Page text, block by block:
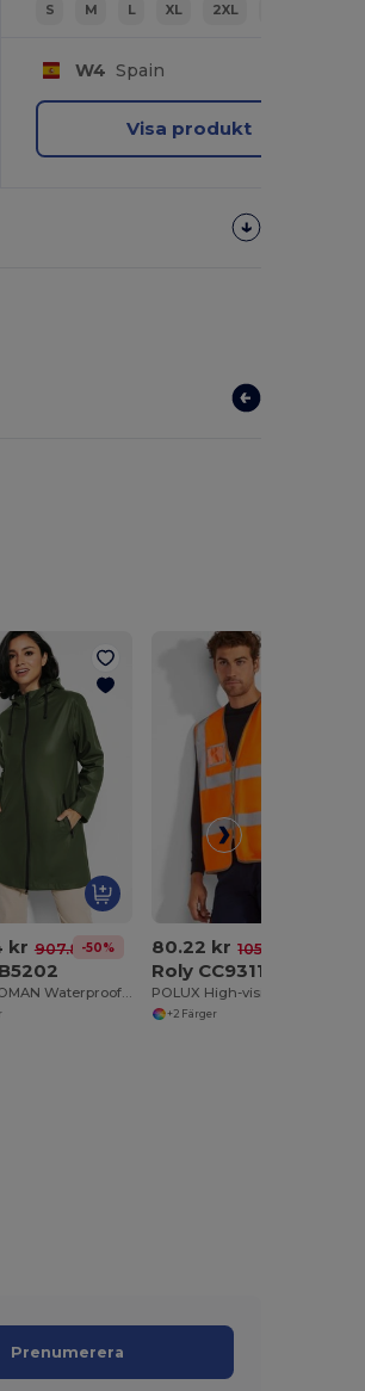
S M L XL 2XL
W4 Spain
Visa produkt
kr 907.80 kr
-50%
SITKA WOMAN Waterproof raincoat for women
80.22 kr 105.93 kr
Roly CC9311
+2 Färger
Prenumerera